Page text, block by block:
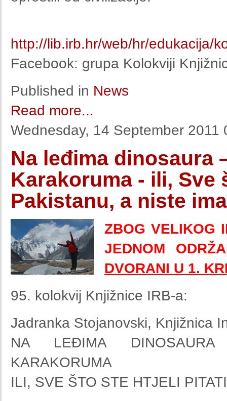
http://lib.irb.hr/web/hr/edukacija/
Facebook: grupa Kolokviji
Published in News
Read more...
Wednesday, 14 September 2011
Na leđima dinosaura
Karakoruma - ili,
Pakistanu, a niste
ZBOG VELIKOG
JEDNOM
DVORANI U 1.
95. kolokvij Knjižnice IRB-a:
Jadranka Stojanovski, Knjižnica
NA LEĐIMA
KARAKORUMA
ILI, SVE ŠTO STE HTJELI